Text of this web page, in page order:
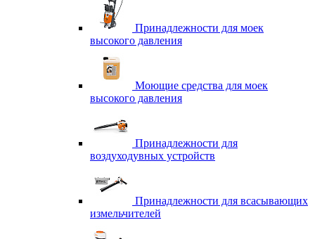
Принадлежности для моек
высокого давления
Моющие средства для моек
высокого давления
Принадлежности для
воздуходувных устройств
Принадлежности для всасывающих
измельчителей